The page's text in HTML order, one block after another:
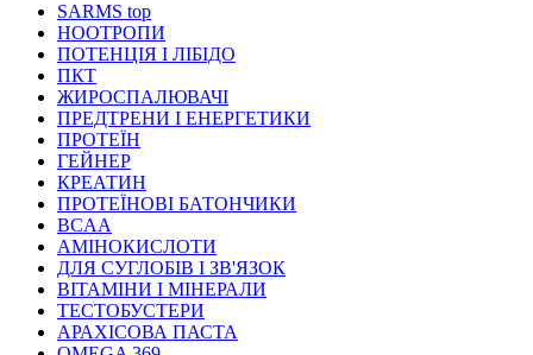
SARMS top
НООТРОПИ
ПОТЕНЦІЯ І ЛІБІДО
ПКТ
ЖИРОСПАЛЮВАЧІ
ПРЕДТРЕНИ І ЕНЕРГЕТИКИ
ПРОТЕЇН
ГЕЙНЕР
КРЕАТИН
ПРОТЕЇНОВІ БАТОНЧИКИ
BCAA
АМІНОКИСЛОТИ
ДЛЯ СУГЛОБІВ І ЗВ'ЯЗОК
ВІТАМІНИ І МІНЕРАЛИ
ТЕСТОБУСТЕРИ
АРАХІСОВА ПАСТА